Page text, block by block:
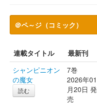
＠ペ～ジ（コミック）
連載タイトル 最新刊
シャンピニオン
の魔女
読む
7巻
2026年01
月20日 発
売